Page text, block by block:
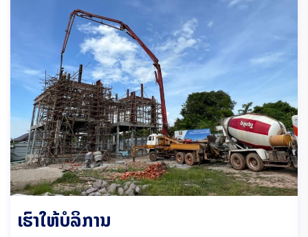
ເຮົາໃຫ້ບໍລິການ